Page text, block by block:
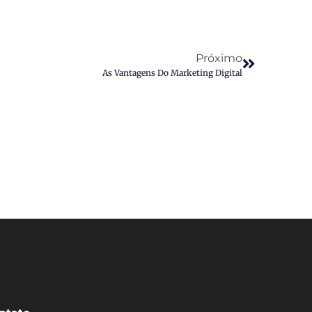
Próximo
As Vantagens Do Marketing Digital